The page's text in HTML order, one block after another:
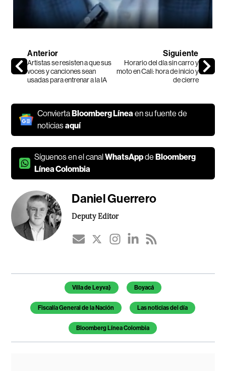
Anterior
Artistas se resisten a que sus
voces y canciones sean
usadas para entrenar a la IA
Siguiente
Horario del día sin carro y
moto en Cali: hora de inicio y
de cierre
ConviertaBloomberg Línea en su fuente de
noticiasaquí
Síguenos en el canalWhatsAppdeBloomberg
Línea Colombia
Daniel Guerrero
Deputy Editor
Temas de este artículo
Villa de Leyva} Boyacá
Fiscalía General de la Nación Las noticias del día
Bloomberg Línea Colombia